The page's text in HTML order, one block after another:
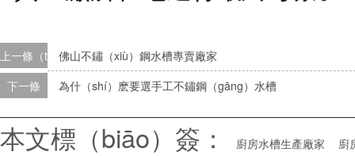
上一條（tiáo）佛山不鏽（xiù）鋼水槽專賣廠家
下一條
為什（shí）麽要選手工不鏽鋼（gāng）水槽
本文標（biāo）簽： 廚房水槽生產廠家 廚